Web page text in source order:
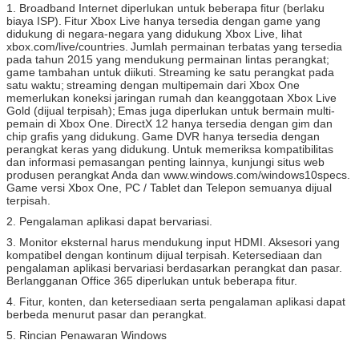
Kirimkan
1. Broadband Internet diperlukan untuk beberapa fitur (berlaku
biaya ISP). Fitur Xbox Live hanya tersedia dengan game yang
didukung di negara-negara yang didukung Xbox Live, lihat
xbox.com/live/countries. Jumlah permainan terbatas yang tersedia
pada tahun 2015 yang mendukung permainan lintas perangkat;
game tambahan untuk diikuti. Streaming ke satu perangkat pada
satu waktu; streaming dengan multipemain dari Xbox One
memerlukan koneksi jaringan rumah dan keanggotaan Xbox Live
Gold (dijual terpisah); Emas juga diperlukan untuk bermain multi-
pemain di Xbox One. DirectX 12 hanya tersedia dengan gim dan
chip grafis yang didukung. Game DVR hanya tersedia dengan
perangkat keras yang didukung. Untuk memeriksa kompatibilitas
dan informasi pemasangan penting lainnya, kunjungi situs web
produsen perangkat Anda dan www.windows.com/windows10specs.
Game versi Xbox One, PC / Tablet dan Telepon semuanya dijual
terpisah.
2. Pengalaman aplikasi dapat bervariasi.
3. Monitor eksternal harus mendukung input HDMI. Aksesori yang
kompatibel dengan kontinum dijual terpisah. Ketersediaan dan
pengalaman aplikasi bervariasi berdasarkan perangkat dan pasar.
Berlangganan Office 365 diperlukan untuk beberapa fitur.
4. Fitur, konten, dan ketersediaan serta pengalaman aplikasi dapat
berbeda menurut pasar dan perangkat.
5. Rincian Penawaran Windows